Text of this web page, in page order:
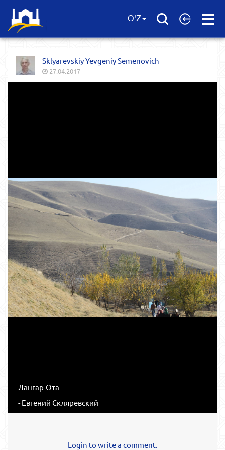
Open
O'Z
Sklyarevskiy Yevgeniy Semenovich
27.04.2017
Лангар-Ота
- Евгений Скляревский
Login to write a comment.